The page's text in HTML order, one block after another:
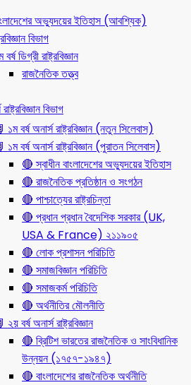
অভ্যুদয়ের ইতিহাস (আবশ্যিক)
বিভাগ
বর্ষ ডিগ্রী রাষ্ট্রবিজ্ঞান
রাজনৈতিক তত্ত্ব
বিভাগ
১ম বর্ষ অনার্স রাষ্ট্রবিজ্ঞান (নতুন সিলেবাস)
১ম বর্ষ অনার্স রাষ্ট্রবিজ্ঞান (পুরাতন সিলেবাস)
🔴 স্বাধীন বাংলাদেশের অভ্যুদয়ের ইতিহাস
🔴 রাজনৈতিক প্রতিষ্ঠান ও সংগঠন
🔴 পাশ্চাত্যের রাষ্ট্রচিন্তা
🔴 প্রধান প্রধান বৈদেশিক সরকার (UK,
USA & France) ২১১৯০৫
🔴 লোক প্রশাসন পরিচিতি
🔴 সমাজবিজ্ঞান পরিচিতি
🔴 সমাজকর্ম পরিচিতি
🔴 অর্থনীতির মৌলনীতি
২য় বর্ষ অনার্স রাষ্ট্রবিজ্ঞান
🔴 ব্রিটিশ ভারতের রাজনৈতিক ও সাংবিধানিক
উন্নয়ন (১৭৫৭-১৯৪৭)
🔴 বাংলাদেশের রাজনৈতিক অর্থনীতি